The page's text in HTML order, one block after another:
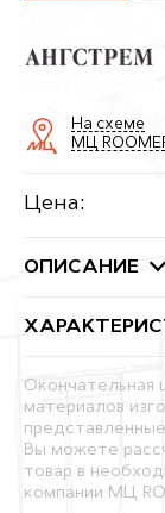
На схеме
МЦ
Цена:
ОПИСАНИЕ
Окончательная
материалов
Вы можете
товар в
компании МЦ